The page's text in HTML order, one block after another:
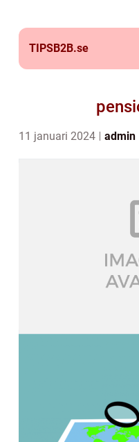
TIPSB2B.se
11 januari 2024 admin